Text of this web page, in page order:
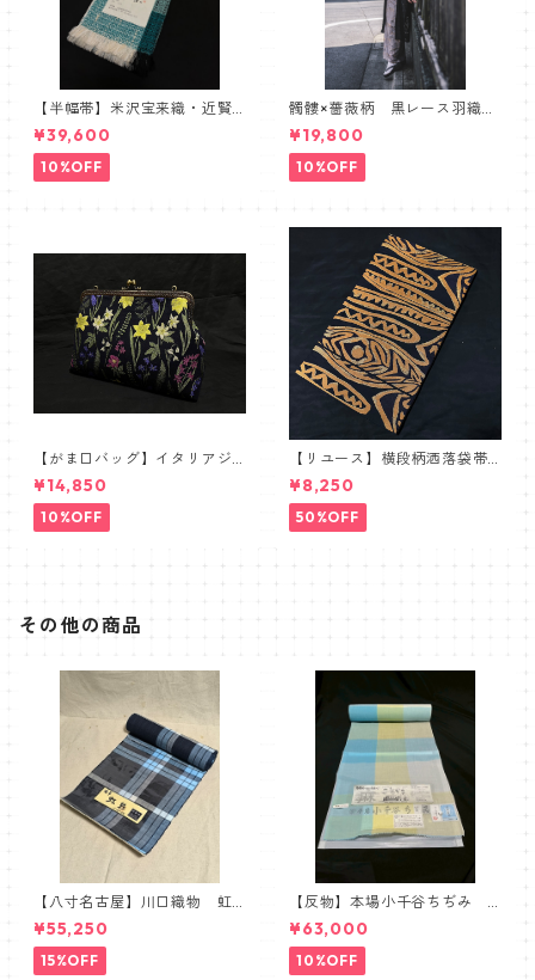
【半幅帯】米沢宝来織・近賢
織物謹製【単衣仕立て】
¥39,600
10%OFF
髑髏×薔薇柄 黒レース羽織
髑髏 薔薇 スカル ローズ
¥19,800
10%OFF
【がま口バッグ】イタリアジ
ャガードボタニカル【ワイド
サイズ】
¥14,850
10%OFF
【リユース】横段柄洒落袋帯
【本袋織】
¥8,250
50%OFF
その他の商品
【八寸名古屋】川口織物 虹
彩 麻八寸名古屋帯 ブル
ー ネイビー
¥55,250
15%OFF
【反物】本場小千谷ちぢみ
吉新織物 小千谷縮 チェッ
ク ブルー イエロー グレ
ー
¥63,000
10%OFF